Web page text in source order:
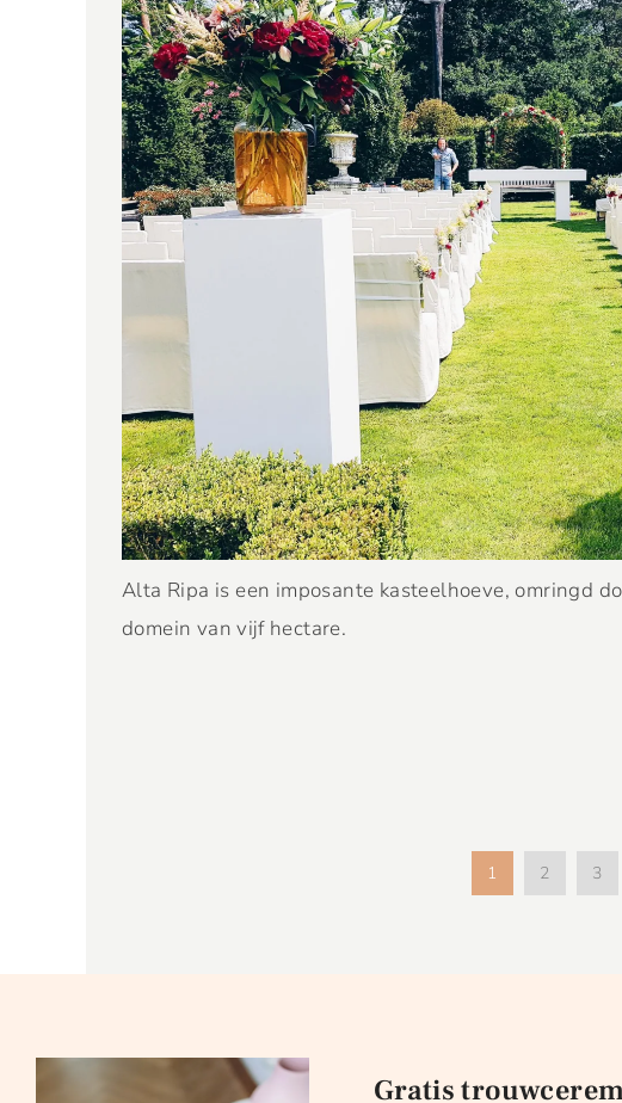
Alta Ripa is een imposante kasteelhoeve, omringd
domein van vijf hectare.
1 2 3
Gratis